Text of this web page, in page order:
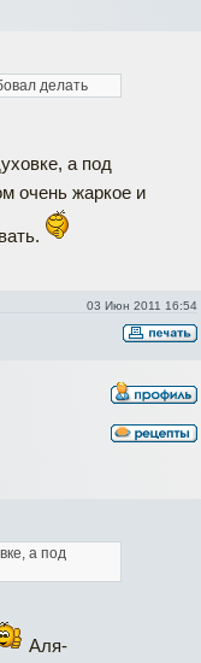
делать
а под
очень жаркое и
03 Июн 2011 16:54
а под
Аля-